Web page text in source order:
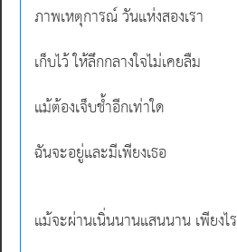
ภาพเหตุการณ์ วันแห่งสองเรา
เก็บไว้ ให้ลึกกลางใจไม่เคยลืม
แม้ต้องเจ็บช้ำอีกเท่าใด
ฉันจะอยู่และมีเพียงเธอ
แม้จะผ่านเนิ่นนานแสนนาน เพียงไร